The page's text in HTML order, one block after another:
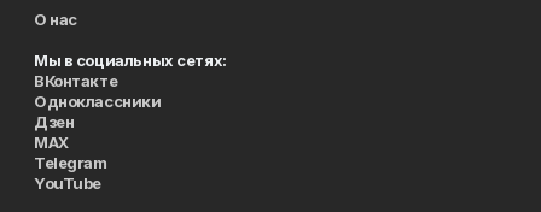
О нас
Мы в социальных сетях:
ВКонтакте
Одноклассники
Дзен
MAX
Telegram
YouTube